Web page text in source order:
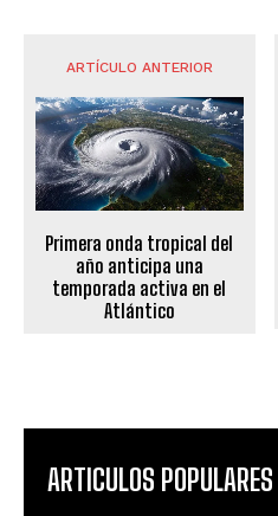
ARTÍCULO ANTERIOR
Primera onda tropical del
año anticipa una
temporada activa en el
Atlántico
ARTICULOS POPULARES